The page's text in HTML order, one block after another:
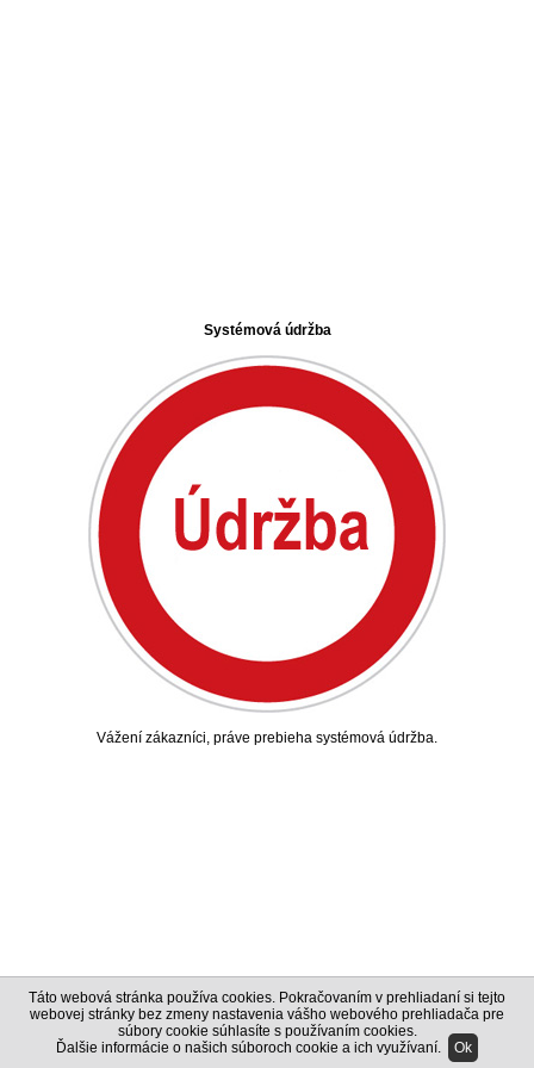
Systémová údržba
Vážení zákazníci, práve prebieha systémová údržba.
Táto webová stránka používa cookies. Pokračovaním v prehliadaní si tejto
webovej stránky bez zmeny nastavenia vášho webového prehliadača pre
súbory cookie súhlasíte s používaním cookies.
Ďalšie informácie o našich súboroch cookie a ich využívaní. Ok